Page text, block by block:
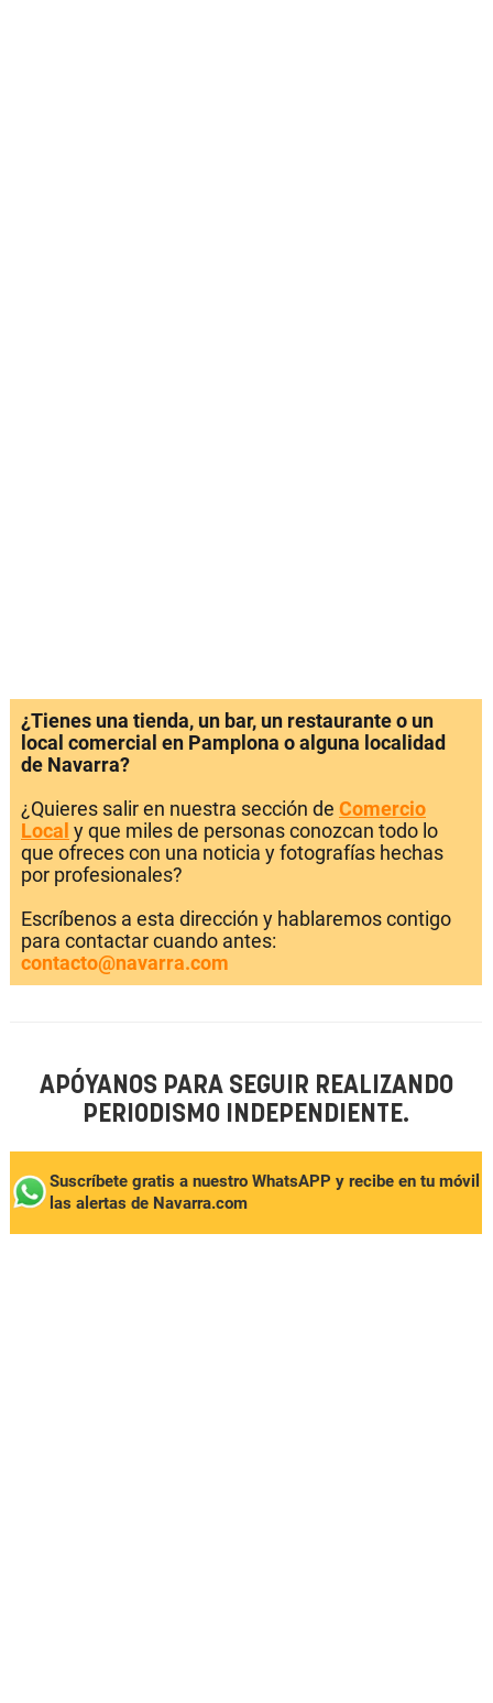
¿Tienes una tienda, un bar, un restaurante o un
local comercial en Pamplona o alguna localidad
de Navarra?
¿Quieres salir en nuestra sección de Comercio
Local y que miles de personas conozcan todo lo
que ofreces con una noticia y fotografías hechas
por profesionales?
Escríbenos a esta dirección y hablaremos contigo
para contactar cuando antes:
contacto@navarra.com
APÓYANOS PARA SEGUIR REALIZANDO
PERIODISMO INDEPENDIENTE.
Suscríbete gratis a nuestro WhatsAPP y recibe en tu móvil
las alertas de Navarra.com